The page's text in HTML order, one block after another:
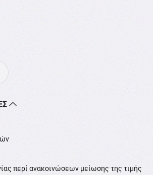
περί ανακοινώσεων μείωσης της τιμής